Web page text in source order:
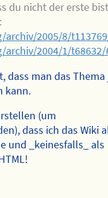
du nicht der erste
2005/8/
2004/1/t68632/
dass man das Thema
kann.
(um
dass ich das Wiki
und _keinesfalls_ als